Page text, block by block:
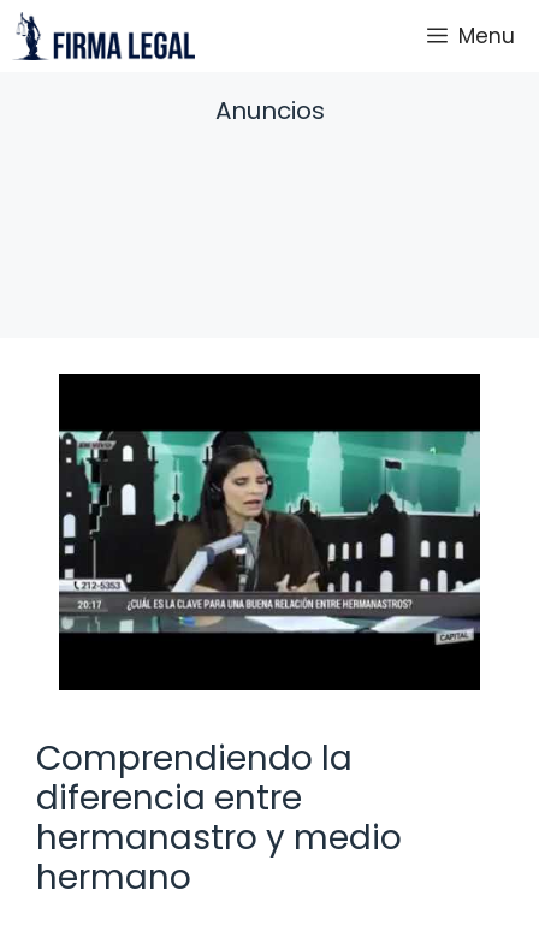
Saltar
al
Menu
Anuncios
Comprendiendo la
diferencia entre
hermanastro y medio
hermano